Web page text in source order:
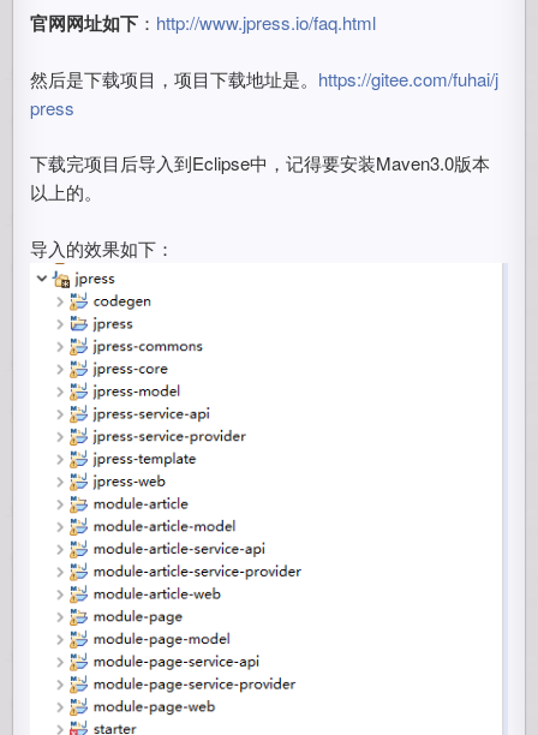
官网网址如下 ： http://www.jpress.io/faq.html
然后是下载项目，项目下载地址是。 https://gitee.com/fuhai/j
press
下载完项目后导入到Eclipse中，记得要安装Maven3.0版本
以上的。
导入的效果如下：